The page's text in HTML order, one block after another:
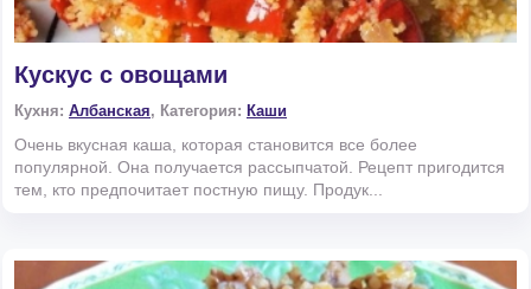
Кускус с овощами
Кухня: Албанская, Категория: Каши
Очень вкусная каша, которая становится все более
популярной. Она получается рассыпчатой. Рецепт пригодится
тем, кто предпочитает постную пищу. Продук...